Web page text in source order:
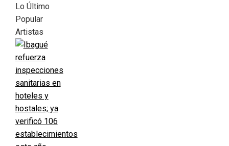
Lo Último
Popular
Artistas